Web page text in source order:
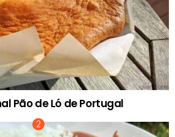
Pão de Ló de Portugal